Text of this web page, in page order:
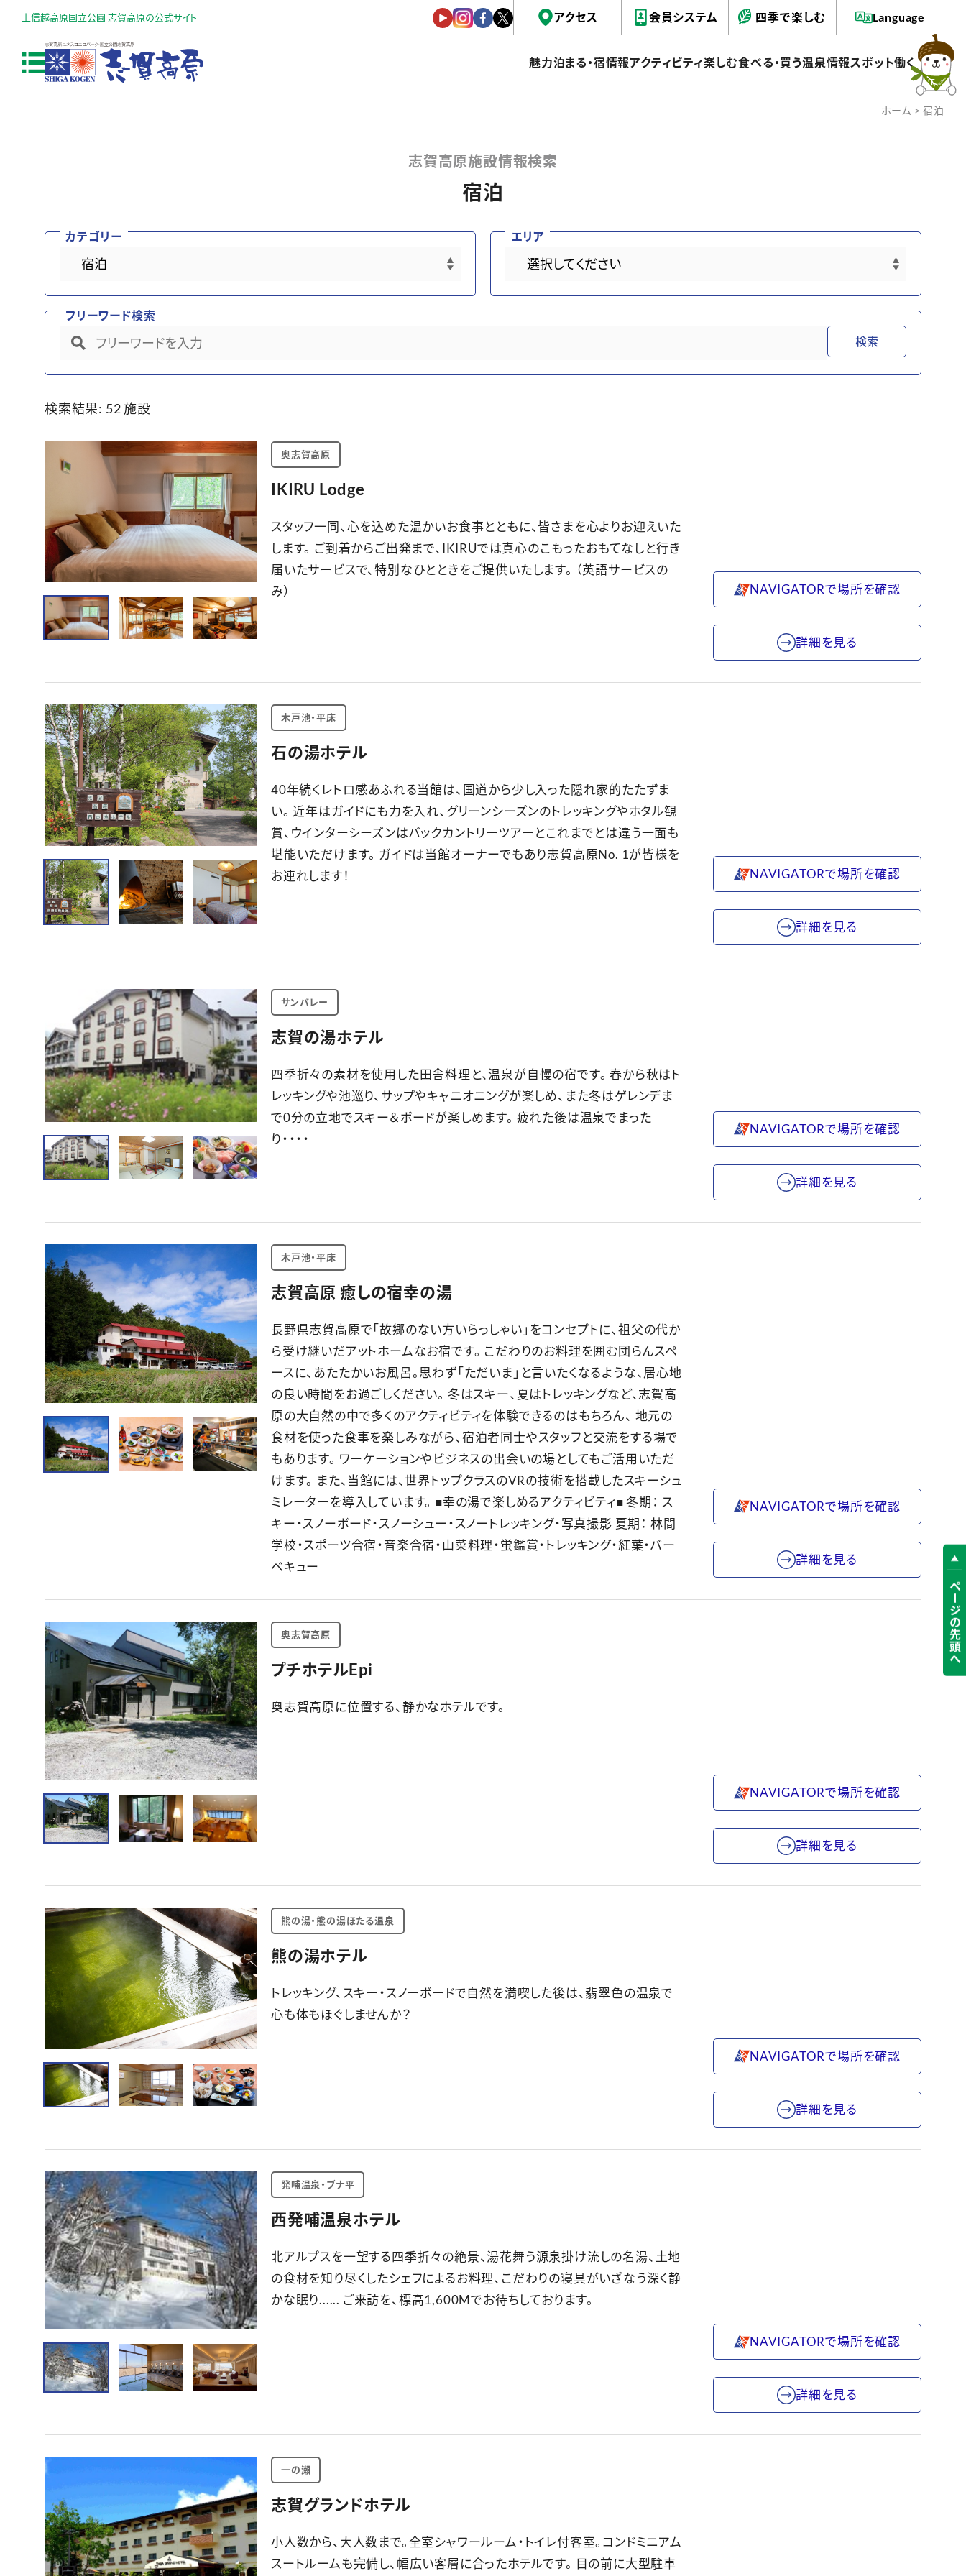
上信越高原国立公園 志賀高原の公式サイト アクセス 会員システム 四季で楽しむ Language
魅力泊まる・宿情報アクティビティ楽しむ食べる・買う温泉情報スポット働く
ホーム > 宿泊
志賀高原施設情報検索
宿泊
カテゴリー エリア
フリーワード検索
検索
検索結果: 52施設
奥志賀高原
IKIRU Lodge
スタッフ一同、心を込めた温かいお食事とともに、皆さまを心よりお迎えいた
します。 ご到着からご出発まで、IKIRUでは真心のこもったおもてなしと行き
届いたサービスで、特別なひとときをご提供いたします。 （英語サービスの
み）
NAVIGATORで場所を確認
詳細を見る
木戸池・平床
石の湯ホテル
40年続くレトロ感あふれる当館は、国道から少し入った隠れ家的たたずま
い。 近年はガイドにも力を入れ、グリーンシーズンのトレッキングやホタル観
賞、ウインターシーズンはバックカントリーツアーとこれまでとは違う一面も
堪能いただけます。 ガイドは当館オーナーでもあり志賀高原No. 1が皆様を
お連れします！
NAVIGATORで場所を確認
詳細を見る
サンバレー
志賀の湯ホテル
四季折々の素材を使用した田舎料理と、温泉が自慢の宿です。 春から秋はト
レッキングや池巡り、サップやキャニオニングが楽しめ、また冬はゲレンデま
で0分の立地でスキー＆ボードが楽しめます。 疲れた後は温泉でまった
り・・・・
NAVIGATORで場所を確認
詳細を見る
木戸池・平床
志賀高原 癒しの宿幸の湯
長野県志賀高原で「故郷のない方いらっしゃい」をコンセプトに、祖父の代か
ら受け継いだアットホームなお宿です。 こだわりのお料理を囲む団らんスペ
ースに、あたたかいお風呂。思わず「ただいま」と言いたくなるような、居心地
の良い時間をお過ごしください。 冬はスキー、夏はトレッキングなど、志賀高
原の大自然の中で多くのアクティビティを体験できるのはもちろん、 地元の
食材を使った食事を楽しみながら、宿泊者同士やスタッフと交流をする場で
もあります。 ワーケーションやビジネスの出会いの場としてもご活用いただ
けます。 また、当館には、世界トップクラスのVRの技術を搭載したスキーシュ
ミレーターを導入しています。 ■幸の湯で楽しめるアクティビティ■ 冬期： ス
キー・スノーボード・スノーシュー・スノートレッキング・写真撮影 夏期： 林間
学校・スポーツ合宿・音楽合宿・山菜料理・蛍鑑賞・トレッキング・紅葉・バー
ベキュー
NAVIGATORで場所を確認
詳細を見る
奥志賀高原
プチホテルEpi
奥志賀高原に位置する、静かなホテルです。
NAVIGATORで場所を確認
詳細を見る
熊の湯・熊の湯ほたる温泉
熊の湯ホテル
トレッキング、スキー・スノーボードで自然を満喫した後は、翡翠色の温泉で
心も体もほぐしませんか？
NAVIGATORで場所を確認
詳細を見る
発哺温泉・ブナ平
西発哺温泉ホテル
北アルプスを一望する四季折々の絶景、湯花舞う源泉掛け流しの名湯、土地
の食材を知り尽くしたシェフによるお料理、こだわりの寝具がいざなう深く静
かな眠り...... ご来訪を、標高1,600Mでお待ちしております。
NAVIGATORで場所を確認
詳細を見る
一の瀬
志賀グランドホテル
小人数から、大人数まで。全室シャワールーム・トイレ付客室。コンドミニアム
スートルームも完備し、幅広い客層に合ったホテルです。 目の前に大型駐車
ページの先頭へ